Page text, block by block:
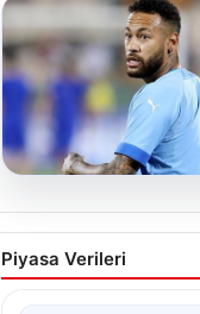
05.08.2026
Neymar’ın maç
gerginlik
Piyasa Verileri